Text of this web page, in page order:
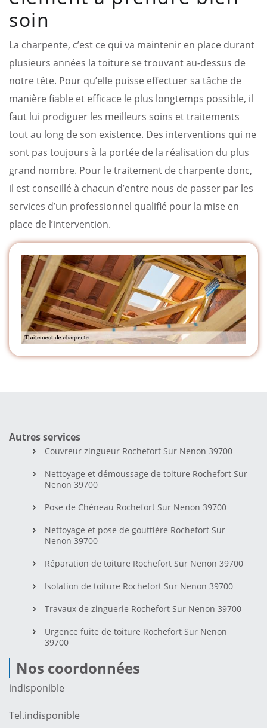
soin
La charpente, c’est ce qui va maintenir en place durant
plusieurs années la toiture se trouvant au-dessus de
notre tête. Pour qu’elle puisse effectuer sa tâche de
manière fiable et efficace le plus longtemps possible, il
faut lui prodiguer les meilleurs soins et traitements
tout au long de son existence. Des interventions qui ne
sont pas toujours à la portée de la réalisation du plus
grand nombre. Pour le traitement de charpente donc,
il est conseillé à chacun d’entre nous de passer par les
services d’un professionnel qualifié pour la mise en
place de l’intervention.
Autres services
Couvreur zingueur Rochefort Sur Nenon 39700
Nettoyage et démoussage de toiture Rochefort Sur
Nenon 39700
Pose de Chéneau Rochefort Sur Nenon 39700
Nettoyage et pose de gouttière Rochefort Sur
Nenon 39700
Réparation de toiture Rochefort Sur Nenon 39700
Isolation de toiture Rochefort Sur Nenon 39700
Travaux de zinguerie Rochefort Sur Nenon 39700
Urgence fuite de toiture Rochefort Sur Nenon
39700
Nos coordonnées
indisponible
Tel.indisponible